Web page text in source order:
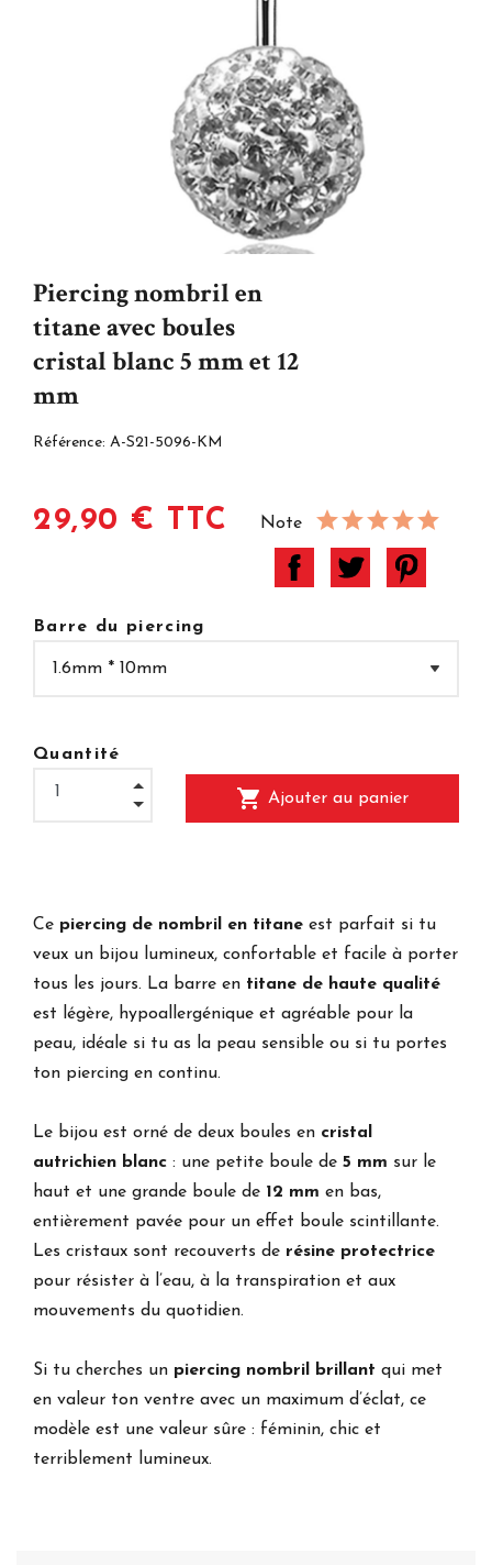
Piercing nombril en
titane avec boules
cristal blanc 5 mm et 12
mm
Référence: A-S21-5096-KM
29,90 € TTC Note
Barre du piercing
Quantité
shopping_cart Ajouter au panier
Ce piercing de nombril en titane est parfait si tu
veux un bijou lumineux, confortable et facile à porter
tous les jours. La barre en titane de haute qualité
est légère, hypoallergénique et agréable pour la
peau, idéale si tu as la peau sensible ou si tu portes
ton piercing en continu.
Le bijou est orné de deux boules en cristal
autrichien blanc : une petite boule de 5 mm sur le
haut et une grande boule de 12 mm en bas,
entièrement pavée pour un effet boule scintillante.
Les cristaux sont recouverts de résine protectrice
pour résister à l’eau, à la transpiration et aux
mouvements du quotidien.
Si tu cherches un piercing nombril brillant qui met
en valeur ton ventre avec un maximum d’éclat, ce
modèle est une valeur sûre : féminin, chic et
terriblement lumineux.